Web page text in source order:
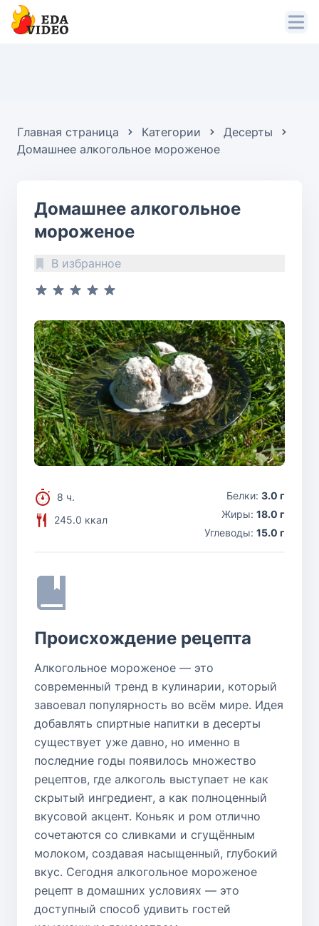
Главная страница Категории
Десерты
Домашнее алкогольное мороженое
Домашнее алкогольное
мороженое
В избранное
8 ч.
245.0 ккал
Белки: 3.0 г
Жиры: 18.0 г
Углеводы: 15.0 г
Происхождение рецепта
Алкогольное мороженое — это
современный тренд в кулинарии, который
завоевал популярность во всём мире. Идея
добавлять спиртные напитки в десерты
существует уже давно, но именно в
последние годы появилось множество
рецептов, где алкоголь выступает не как
скрытый ингредиент, а как полноценный
вкусовой акцент. Коньяк и ром отлично
сочетаются со сливками и сгущённым
молоком, создавая насыщенный, глубокий
вкус. Сегодня алкогольное мороженое
рецепт в домашних условиях — это
доступный способ удивить гостей